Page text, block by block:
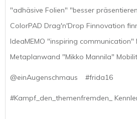
"adhäsive Folien" "besser
ColorPAD Drag'n'Drop Finnovation
IdeaMEMO "inspiring communication"
Metaplanwand "Mikko Mannila"
@einAugenschmaus #frida16
#Kampf_den_themenfremden_